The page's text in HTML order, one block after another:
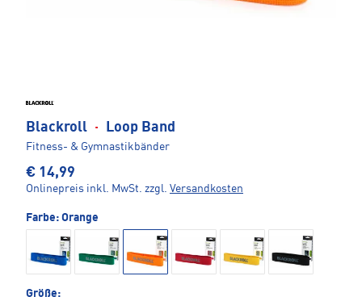
Blackroll · Loop Band
Fitness- & Gymnastikbänder
€ 14,99
Onlinepreis inkl. MwSt. zzgl. Versandkosten
Farbe: Orange
Größe: